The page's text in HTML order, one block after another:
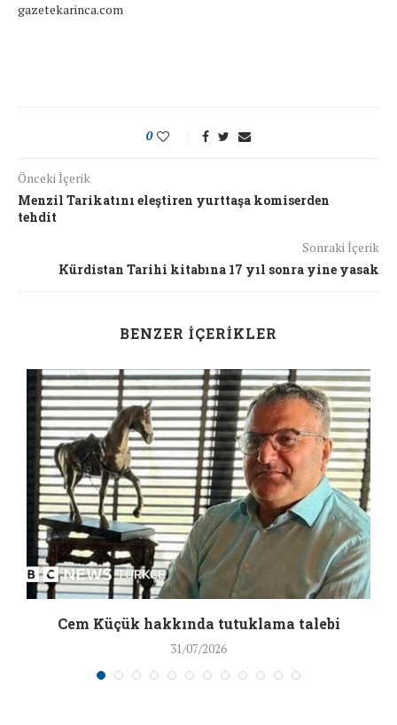
gazetekarinca.com
0
Önceki İçerik
Menzil Tarikatını eleştiren yurttaşa komiserden
tehdit
Sonraki İçerik
Kürdistan Tarihi kitabına 17 yıl sonra yine yasak
BENZER İÇERIKLER
Cem Küçük hakkında tutuklama talebi
31/07/2026